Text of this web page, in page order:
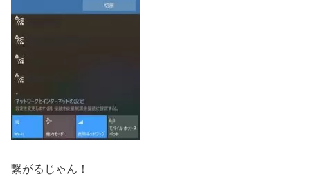
繋がるじゃん！